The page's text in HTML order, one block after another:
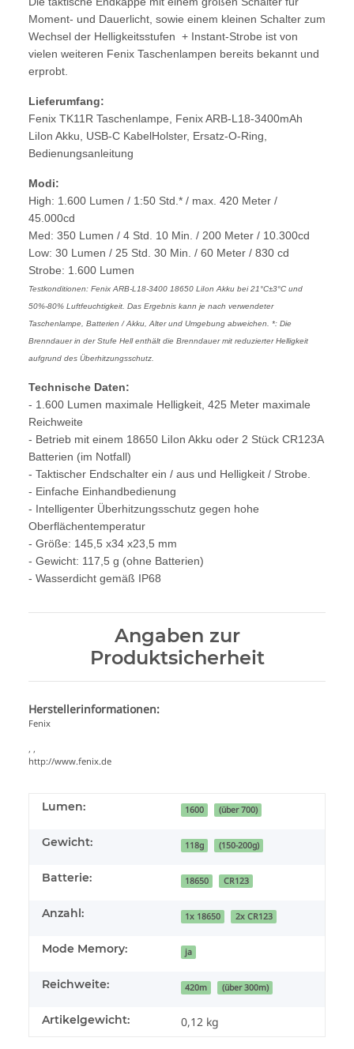
Moment- und Dauerlicht, sowie einem kleinen Schalter zum
Wechsel der Helligkeitsstufen + Instant-Strobe ist von
vielen weiteren Fenix Taschenlampen bereits bekannt und
erprobt.
Lieferumfang:
Fenix TK11R Taschenlampe, Fenix ARB-L18-3400mAh
LiIon Akku, USB-C KabelHolster, Ersatz-O-Ring,
Bedienungsanleitung
Modi:
High: 1.600 Lumen / 1:50 Std.* / max. 420 Meter /
45.000cd
Med: 350 Lumen / 4 Std. 10 Min. / 200 Meter / 10.300cd
Low: 30 Lumen / 25 Std. 30 Min. / 60 Meter / 830 cd
Strobe: 1.600 Lumen
Testkonditionen: Fenix ARB-L18-3400 18650 LiIon Akku bei 21°C±3°C und
50%-80% Luftfeuchtigkeit. Das Ergebnis kann je nach verwendeter
Taschenlampe, Batterien / Akku, Alter und Umgebung abweichen. *: Die
Brenndauer in der Stufe Hell enthält die Brenndauer mit reduzierter Helligkeit
aufgrund des Überhitzungsschutz.
Technische Daten:
- 1.600 Lumen maximale Helligkeit, 425 Meter maximale
Reichweite
- Betrieb mit einem 18650 LiIon Akku oder 2 Stück CR123A
Batterien (im Notfall)
- Taktischer Endschalter ein / aus und Helligkeit / Strobe.
- Einfache Einhandbedienung
- Intelligenter Überhitzungsschutz gegen hohe
Oberflächentemperatur
- Größe: 145,5 x34 x23,5 mm
- Gewicht: 117,5 g (ohne Batterien)
- Wasserdicht gemäß IP68
Angaben zur
Produktsicherheit
Herstellerinformationen:
Fenix
, ,
http://www.fenix.de
Lumen: 1600 (über 700)
Gewicht: 118g (150-200g)
Batterie: 18650 CR123
Anzahl: 1x 18650 2x CR123
Mode Memory: ja
Reichweite: 420m (über 300m)
Artikelgewicht: 0,12 kg